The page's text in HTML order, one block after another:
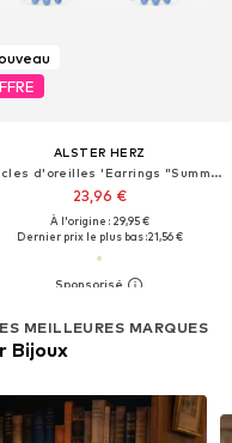
ALSTER HERZ
Boucles d'oreilles 'Earrings "Summer"'
23,96 €
À l'origine : 29,95 €
Dernier prix le plus bas :21,56 €
MEILLEURES MARQUES
Bijoux